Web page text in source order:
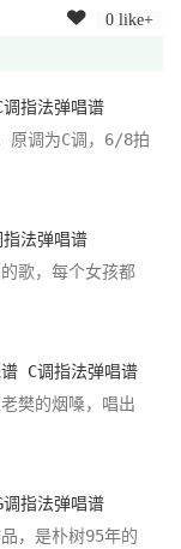
0 like+
指法弹唱谱
原调为C调，6/8拍
法弹唱谱
歌，每个女孩都
C调指法弹唱谱
樊的烟嗓，唱出
指法弹唱谱
，是朴树95年的